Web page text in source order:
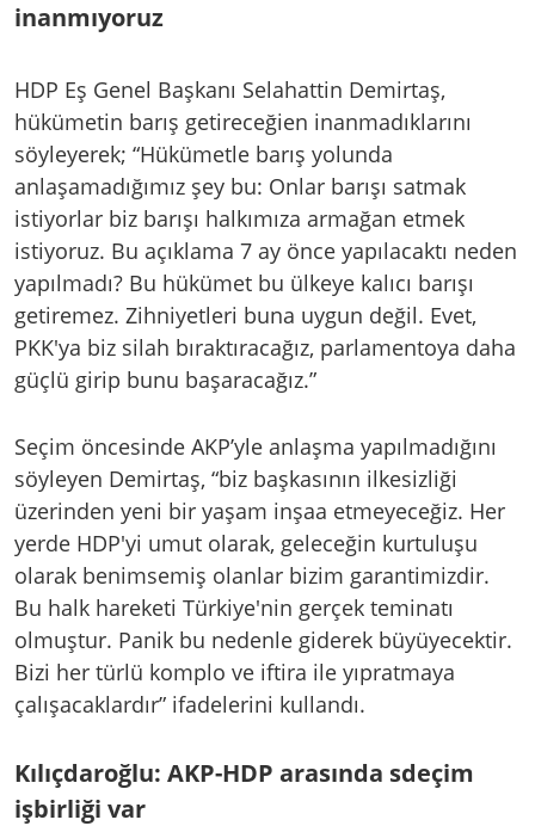
inanmıyoruz
HDP Eş Genel Başkanı Selahattin Demirtaş,
hükümetin barış getireceğien inanmadıklarını
söyleyerek; “Hükümetle barış yolunda
anlaşamadığımız şey bu: Onlar barışı satmak
istiyorlar biz barışı halkımıza armağan etmek
istiyoruz. Bu açıklama 7 ay önce yapılacaktı neden
yapılmadı? Bu hükümet bu ülkeye kalıcı barışı
getiremez. Zihniyetleri buna uygun değil. Evet,
PKK'ya biz silah bıraktıracağız, parlamentoya daha
güçlü girip bunu başaracağız.”
Seçim öncesinde AKP’yle anlaşma yapılmadığını
söyleyen Demirtaş, “biz başkasının ilkesizliği
üzerinden yeni bir yaşam inşaa etmeyeceğiz. Her
yerde HDP'yi umut olarak, geleceğin kurtuluşu
olarak benimsemiş olanlar bizim garantimizdir.
Bu halk hareketi Türkiye'nin gerçek teminatı
olmuştur. Panik bu nedenle giderek büyüyecektir.
Bizi her türlü komplo ve iftira ile yıpratmaya
çalışacaklardır” ifadelerini kullandı.
Kılıçdaroğlu: AKP-HDP arasında sdeçim
işbirliği var